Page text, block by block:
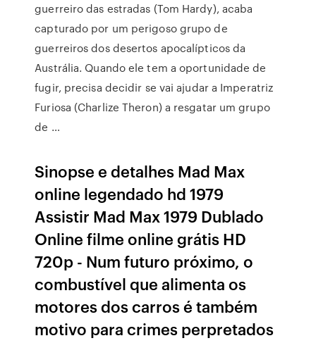
guerreiro das estradas (Tom Hardy), acaba
capturado por um perigoso grupo de
guerreiros dos desertos apocalípticos da
Austrália. Quando ele tem a oportunidade de
fugir, precisa decidir se vai ajudar a Imperatriz
Furiosa (Charlize Theron) a resgatar um grupo
de …
Sinopse e detalhes Mad Max
online legendado hd 1979
Assistir Mad Max 1979 Dublado
Online filme online grátis HD
720p - Num futuro próximo, o
combustível que alimenta os
motores dos carros é também
motivo para crimes perpretados